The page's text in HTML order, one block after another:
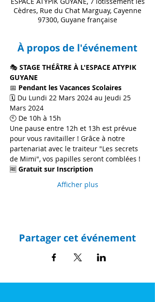
Cèdres, Rue du Chat Marguay, Cayenne
97300, Guyane française
À propos de l'événement
🎭 STAGE THÉÂTRE À L'ESPACE ATYPIK
GUYANE
📅 Pendant les Vacances Scolaires
🗓️ Du Lundi 22 Mars 2024 au Jeudi 25
Mars 2024
🕙 De 10h à 15h
Une pause entre 12h et 13h est prévue
pour vous ravitailler ! Grâce à notre
partenariat avec le traiteur "Les secrets
de Mimi", vos papilles seront comblées !
🆓 Gratuit sur Inscription
Afficher plus
Partager cet événement